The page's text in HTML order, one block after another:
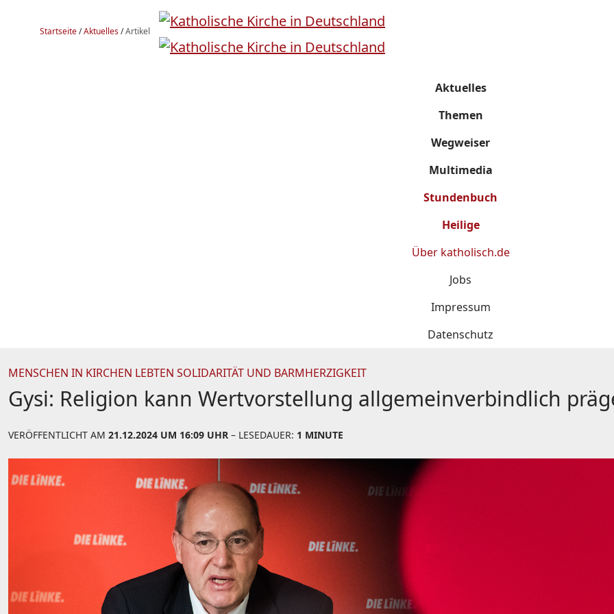
Startseite/Aktuelles/Artikel
Aktuelles
Themen
Wegweiser
Multimedia
Stundenbuch
Heilige
Über katholisch.de
Jobs
Impressum
Datenschutz
MENSCHEN IN KIRCHEN LEBTEN SOLIDARITÄT UND BARMHERZIGKEIT
Gysi: Religion kann Wertvorstellung allgemeinverbindlich
VERÖFFENTLICHT AM 21.12.2024 UM 16:09 UHR – LESEDAUER: 1 MINUTE